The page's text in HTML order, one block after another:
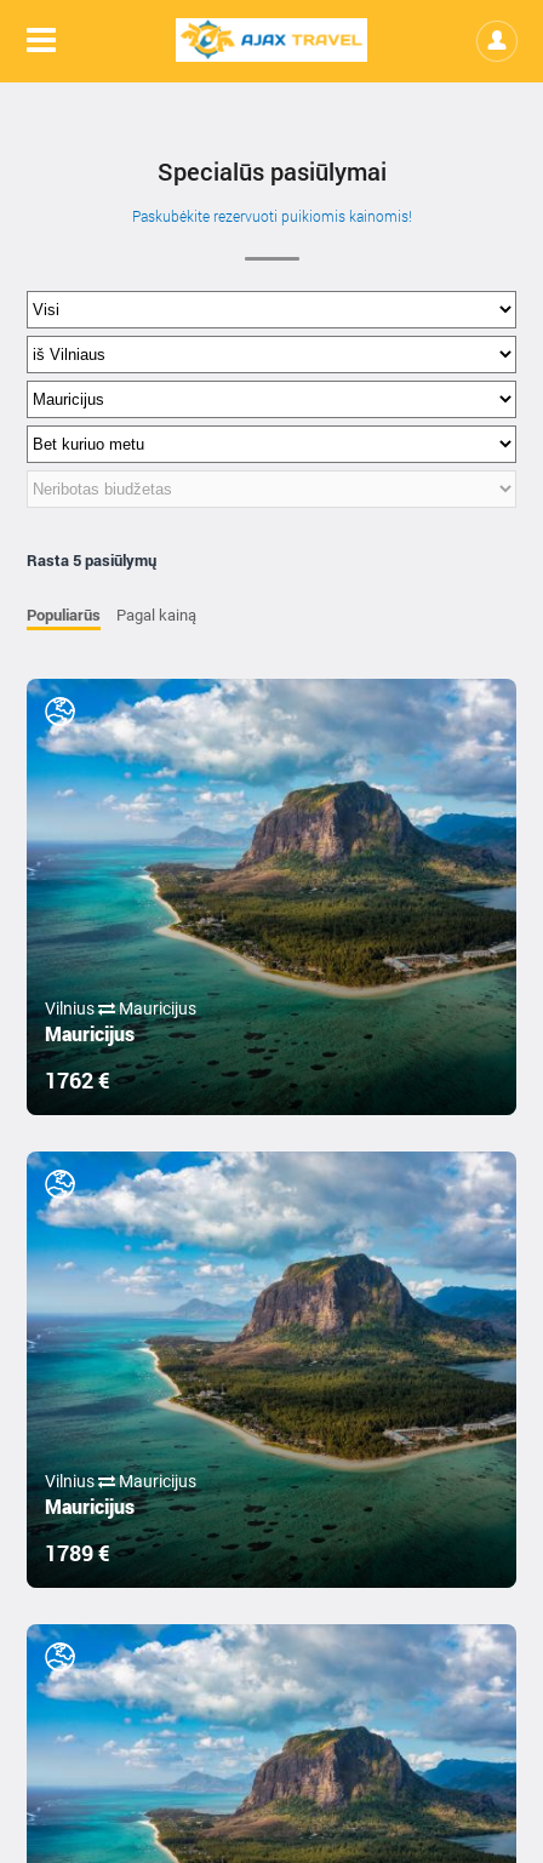
Specialūs pasiūlymai
Paskubėkite rezervuoti puikiomis kainomis!
Rasta 5 pasiūlymų
Populiarūs Pagal kainą
Vilnius Mauricijus
Mauricijus
1762 €
Vilnius Mauricijus
Mauricijus
1789 €